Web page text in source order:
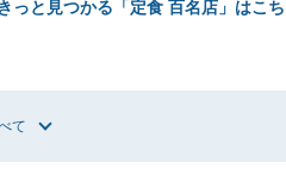
っと見つかる「定食 百名店」はこち
て